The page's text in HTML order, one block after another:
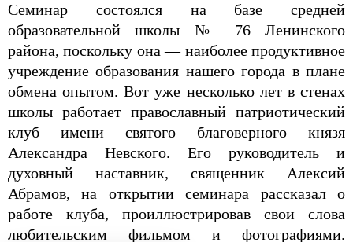
Семинар состоялся на базе средней
образовательной школы № 76 Ленинского
района, поскольку она — наиболее продуктивное
учреждение образования нашего города в плане
обмена опытом. Вот уже несколько лет в стенах
школы работает православный патриотический
клуб имени святого благоверного князя
Александра Невского. Его руководитель и
духовный наставник, священник Алексий
Абрамов, на открытии семинара рассказал о
работе клуба, проиллюстрировав свои слова
любительским фильмом и фотографиями.